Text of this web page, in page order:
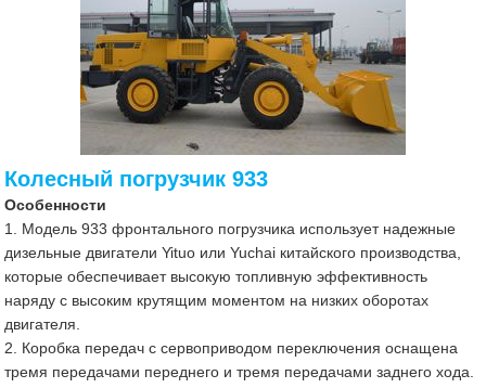
Колесный погрузчик 933
Особенности
1. Модель 933 фронтального погрузчика использует надежные
дизельные двигатели Yituo или Yuchai китайского производства,
которые обеспечивает высокую топливную эффективность
наряду с высоким крутящим моментом на низких оборотах
двигателя.
2. Коробка передач с сервоприводом переключения оснащена
тремя передачами переднего и тремя передачами заднего хода.